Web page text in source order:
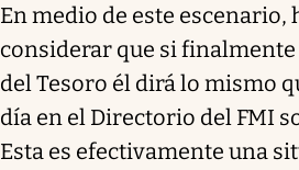
En medio de este escenario,
considerar que si finalmente
del Tesoro él dirá lo mismo
día en el Directorio del FMI
Esta es efectivamente una